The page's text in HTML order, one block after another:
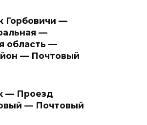
Горбовичи —
—
область —
— Почтовый
— Проезд
— Почтовый